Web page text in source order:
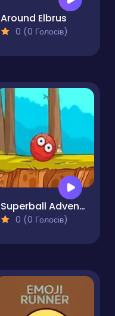
Around Elbrus
0 (0 Голосів)